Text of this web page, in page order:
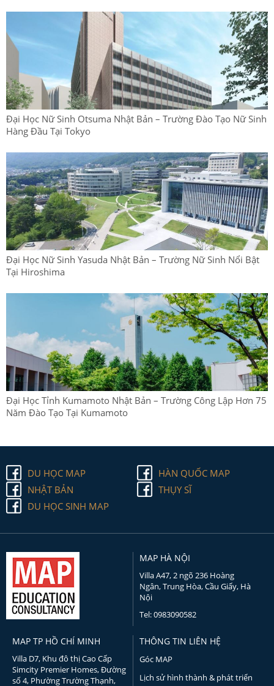
Đại Học Nữ Sinh Otsuma Nhật Bản – Trường Đào Tạo Nữ Sinh
Hàng Đầu Tại Tokyo
Đại Học Nữ Sinh Yasuda Nhật Bản – Trường Nữ Sinh Nổi Bật
Tại Hiroshima
Đại Học Tỉnh Kumamoto Nhật Bản – Trường Công Lập Hơn 75
Năm Đào Tạo Tại Kumamoto
DU HỌC MAP
HÀN QUỐC MAP
NHẬT BẢN
THỤY SĨ
DU HỌC SINH MAP
MAP HÀ NỘI
Villa A47, 2 ngõ 236 Hoàng
Ngân, Trung Hòa, Cầu Giấy, Hà
Nội
Tel: 0983090582
MAP TP HỒ CHÍ MINH
Villa D7, Khu đô thị Cao Cấp
Simcity Premier Homes, Đường
số 4, Phường Trường Thạnh,
THÔNG TIN LIÊN HỆ
Góc MAP
Lịch sử hình thành & phát triển